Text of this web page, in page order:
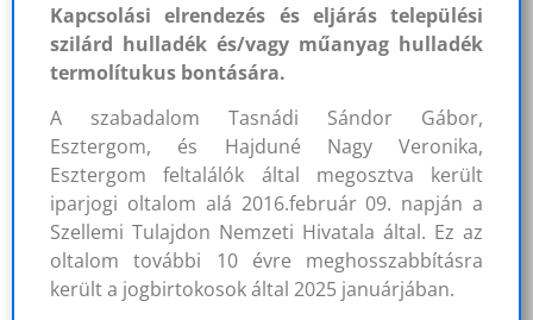
Kapcsolási elrendezés és eljárás települési
szilárd hulladék és/vagy műanyag hulladék
termolítukus bontására.
A szabadalom Tasnádi Sándor Gábor,
Esztergom, és Hajduné Nagy Veronika,
Esztergom feltalálók által megosztva került
iparjogi oltalom alá 2016.február 09. napján a
Szellemi Tulajdon Nemzeti Hivatala által. Ez az
oltalom további 10 évre meghosszabbításra
került a jogbirtokosok által 2025 januárjában.